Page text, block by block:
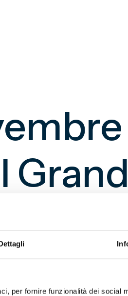
per fornire funzionalità dei social
verificatisi durante il
negata al Grande